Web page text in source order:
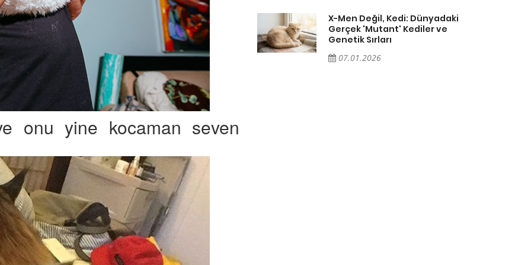
onu yine kocaman seven
Özel Bir Bağ: Tekir Kedilerle
Kurulan Derin Dostlukların
15.09.2025
X-Men Değil, Kedi: Dünyadaki
Gerçek 'Mutant' Kediler ve
Genetik Sırları
07.01.2026